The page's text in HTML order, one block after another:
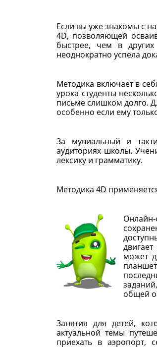
Если вы уже знакомы с
4D, позволяющей
быстрее, чем в
неоднократно успела
Методика включает в
урока студенты
письме слишком долго.
особенно если ему
За мувиальный и
аудиториях школы.
лексику и грамматику.
Методика 4D
Онлайн-
может
общей
Занятия для детей,
актуальной темы
приехать в аэропорт,